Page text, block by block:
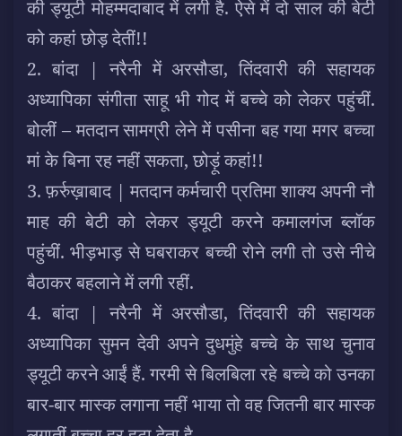
की ड्यूटी मोहम्मदाबाद में लगी है. ऐसे में दो साल की बेटी
को कहांं छोड़ देतीं!!
2. बांदा | नरैनी में अरसौडा, तिंदवारी की सहायक
अध्यापिका संगीता साहू भी गोद में बच्चे को लेकर पहुंचीं.
बोलीं – मतदान सामग्री लेने में पसीना बह गया मगर बच्चा
मां के बिना रह नहीं सकता, छोड़ूं कहां!!
3. फ़र्रुख़ाबाद | मतदान कर्मचारी प्रतिमा शाक्य अपनी नौ
माह की बेटी को लेकर ड्यूटी करने कमालगंज ब्लॉक
पहुंचीं. भीड़भाड़ से घबराकर बच्ची रोने लगी तो उसे नीचे
बैठाकर बहलाने में लगी रहीं.
4. बांदा | नरैनी में अरसौडा, तिंदवारी की सहायक
अध्यापिका सुमन देवी अपने दुधमुंहे बच्चे के साथ चुनाव
ड्यूटी करने आईं हैं. गरमी से बिलबिला रहे बच्चे को उनका
बार-बार मास्क लगाना नहीं भाया तो वह जितनी बार मास्क